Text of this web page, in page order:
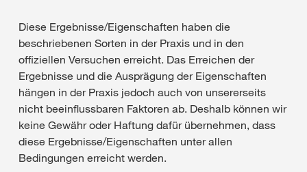
Diese Ergebnisse/Eigenschaften haben die
beschriebenen Sorten in der Praxis und in den
offiziellen Versuchen erreicht. Das Erreichen der
Ergebnisse und die Ausprägung der Eigenschaften
hängen in der Praxis jedoch auch von unsererseits
nicht beeinflussbaren Faktoren ab. Deshalb können wir
keine Gewähr oder Haftung dafür übernehmen, dass
diese Ergebnisse/Eigenschaften unter allen
Bedingungen erreicht werden.